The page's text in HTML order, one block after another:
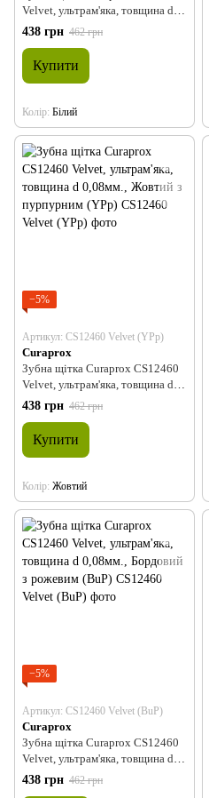
Velvet, ультрам'яка, товщина d
0,08мм., Білий з фіолетовим
(WVi)
438 грн 462 грн
Купити
Колір Білий
−5%
Артикул: CS12460 Velvet (YPp)
Curaprox
Зубна щітка Curaprox CS12460
Velvet, ультрам'яка, товщина d
0,08мм., Жовтий з пурпурним
438 грн 462 грн
Купити
Колір Жовтий
−5%
Артикул: CS12460 Velvet (BuP)
Curaprox
Зубна щітка Curaprox CS12460
Velvet, ультрам'яка, товщина d
0,08мм., Бордовий з рожевим
438 грн 462 грн